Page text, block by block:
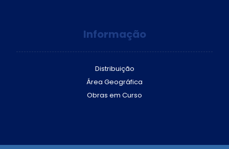
Informação
Distribuição
Área Geográfica
Obras em Curso